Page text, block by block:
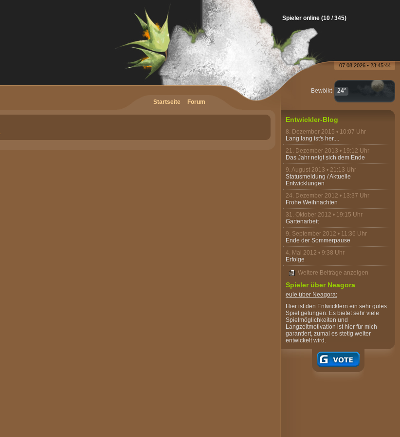
07.08.2026 • 23:45:44
Bewölkt 24°
Entwickler-Blog
8. Dezember 2015 • 10:07 Uhr
Lang lang ist's her....
21. Dezember 2013 • 19:12 Uhr
Das Jahr neigt sich dem Ende
9. August 2013 • 21:13 Uhr
Statusmeldung / Aktuelle
Entwicklungen
24. Dezember 2012 • 13:37 Uhr
Frohe Weihnachten
31. Oktober 2012 • 19:15 Uhr
Gartenarbeit
9. September 2012 • 11:36 Uhr
Ende der Sommerpause
4. Mai 2012 • 9:38 Uhr
Erfolge
Weitere Beiträge anzeigen
Spieler über Neagora
eule über Neagora:
Hier ist den Entwicklern ein sehr gutes
Spiel gelungen. Es bietet sehr viele
Spielmöglichkeiten und
Langzeitmotivation ist hier für mich
garantiert, zumal es stetig weiter
entwickelt wird.
Startseite Forum
Spieler online (10 / 345)